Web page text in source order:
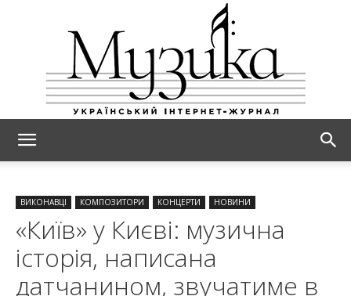
ВИКОНАВЦІ КОМПОЗИТОРИ КОНЦЕРТИ НОВИНИ
«Київ» у Києві: музична
історія, написана
датчанином, звучатиме в